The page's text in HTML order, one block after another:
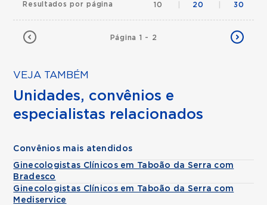
Página 1 - 2
Resultados por página 10 20 30
VEJA TAMBÉM
Unidades, convênios e
especialistas relacionados
Convênios mais atendidos
Ginecologistas Clínicos em Taboão da Serra com
Bradesco
Ginecologistas Clínicos em Taboão da Serra com
Mediservice